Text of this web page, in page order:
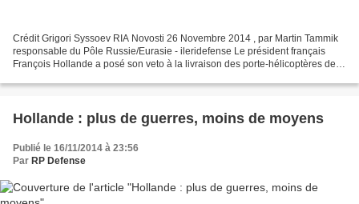
Crédit Grigori Syssoev RIA Novosti 26 Novembre 2014 , par Martin Tammik
responsable du Pôle Russie/Eurasie - ileridefense Le président français
François Hollande a posé son veto à la livraison des porte-hélicoptères de
Hollande : plus de guerres, moins de moyens
Publié le 16/11/2014 à 23:56
Par RP Defense